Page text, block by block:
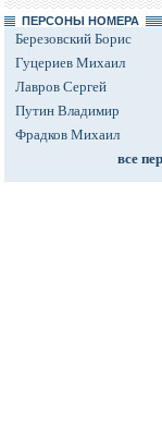
ПЕРСОНЫ НОМЕРА
Березовский Борис
Гуцериев Михаил
Лавров Сергей
Путин Владимир
Фрадков Михаил
все